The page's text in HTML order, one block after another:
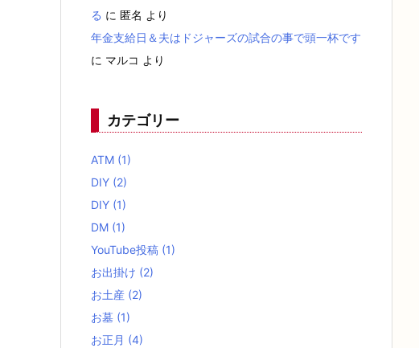
る に 匿名 より
年金支給日＆夫はドジャーズの試合の事で頭一杯です
に マルコ より
カテゴリー
ATM (1)
DIY (2)
DIY (1)
DM (1)
YouTube投稿 (1)
お出掛け (2)
お土産 (2)
お墓 (1)
お正月 (4)